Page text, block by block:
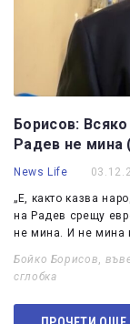
Борисов:
Радев не
News Life
„Е, както казва
на Радев срещу
не мина. И не мина
Бойко Борисов,
сглобка